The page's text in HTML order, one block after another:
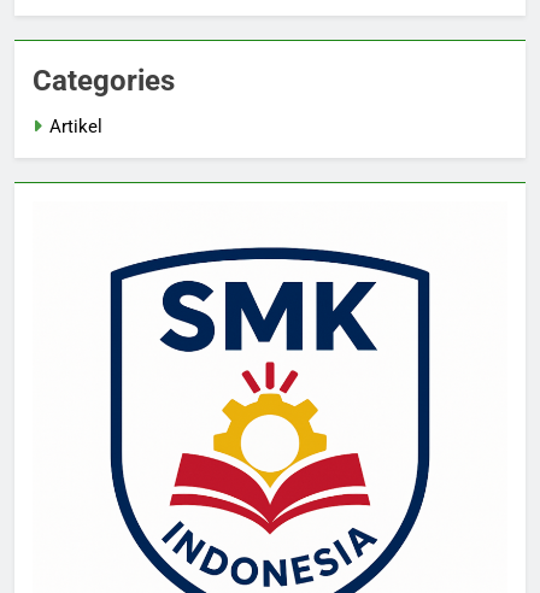
Categories
Artikel